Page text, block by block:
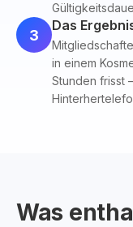
3
Das
in einem
Stunden frisst
Was